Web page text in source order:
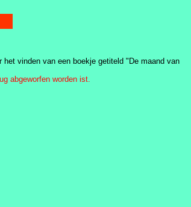
vinden van een boekje getiteld "De maand van
abgeworfen worden ist.